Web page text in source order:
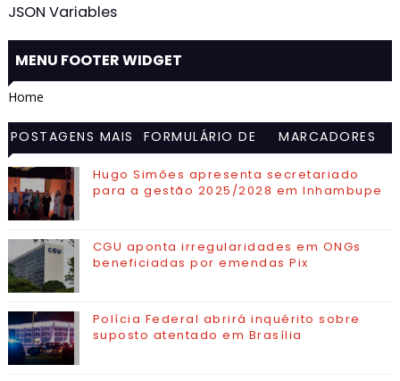
JSON Variables
MENU FOOTER WIDGET
Home
POSTAGENS MAIS
VISITADAS
FORMULÁRIO DE
MARCADORES
Hugo Simões apresenta secretariado
para a gestão 2025/2028 em Inhambupe
CGU aponta irregularidades em ONGs
beneficiadas por emendas Pix
Polícia Federal abrirá inquérito sobre
suposto atentado em Brasília